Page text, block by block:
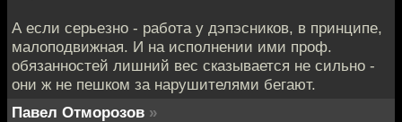
А если серьезно - работа у дэпэсников, в принципе,
малоподвижная. И на исполнении ими проф.
обязанностей лишний вес сказывается не сильно -
они ж не пешком за нарушителями бегают.
Павел Отморозов »